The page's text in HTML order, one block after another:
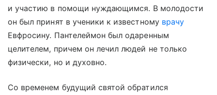
и участию в помощи нуждающимся. В молодости
он был принят в ученики к известному врачу
Евфросину. Пантелеймон был одаренным
целителем, причем он лечил людей не только
физически, но и духовно.
Со временем будущий святой обратился